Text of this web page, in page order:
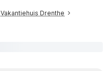
Vakantiehuis Drenthe